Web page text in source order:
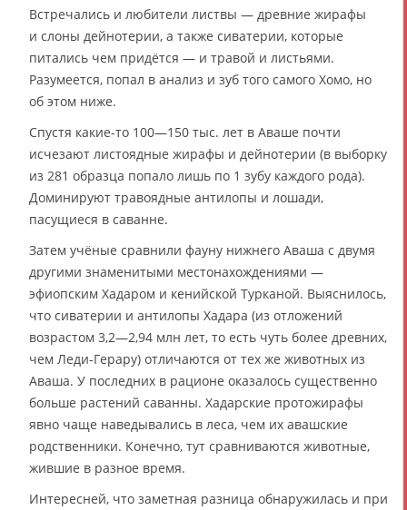
Встречались и любители листвы — древние жирафы
и слоны дейнотерии, а также сиватерии, которые
питались чем придётся — и травой и листьями.
Разумеется, попал в анализ и зуб того самого Хомо, но
об этом ниже.
Спустя какие-то 100—150 тыс. лет в Аваше почти
исчезают листоядные жирафы и дейнотерии (в выборку
из 281 образца попало лишь по 1 зубу каждого рода).
Доминируют травоядные антилопы и лошади,
пасущиеся в саванне.
Затем учёные сравнили фауну нижнего Аваша с двумя
другими знаменитыми местонахождениями —
эфиопским Хадаром и кенийской Турканой. Выяснилось,
что сиватерии и антилопы Хадара (из отложений
возрастом 3,2—2,94 млн лет, то есть чуть более древних,
чем Леди-Герару) отличаются от тех же животных из
Аваша. У последних в рационе оказалось существенно
больше растений саванны. Хадарские протожирафы
явно чаще наведывались в леса, чем их авашские
родственники. Конечно, тут сравниваются животные,
жившие в разное время.
Интересней, что заметная разница обнаружилась и при